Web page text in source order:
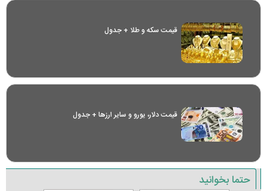
قیمت سکه و طلا + جدول
قیمت دلار، یورو و سایر ارز‌ها + جدول
حتما بخوانید